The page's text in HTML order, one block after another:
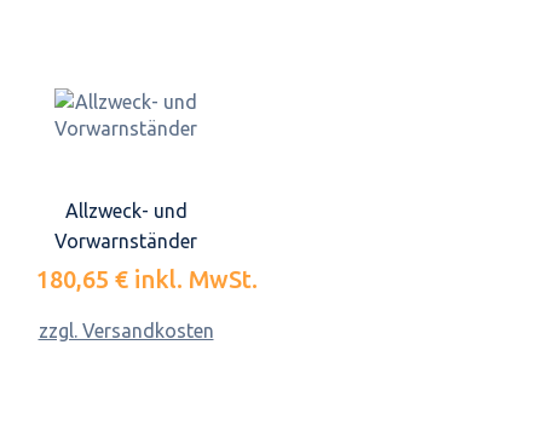
Allzweck- und
Vorwarnständer
180,65 € inkl. MwSt.
zzgl. Versandkosten